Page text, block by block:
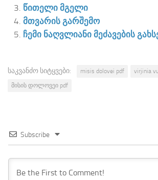
წითელი მგელი
მთვარის გარშემო
ჩემი ნაღვლიანი მეძავების
საკვანძო სიტყვები: misis dolovei pdf
virjinia
მისის დოლოვეი pdf
Subscribe